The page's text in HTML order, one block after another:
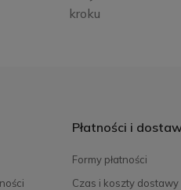
kroku
Płatności i
Formy płatności
Czas i koszty dostawy